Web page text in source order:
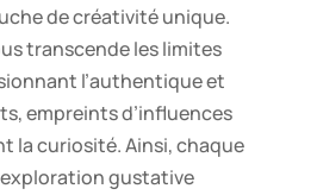
de créativité unique.
transcende les limites
l’authentique et
empreints d’influences
la curiosité. Ainsi, chaque
gustative